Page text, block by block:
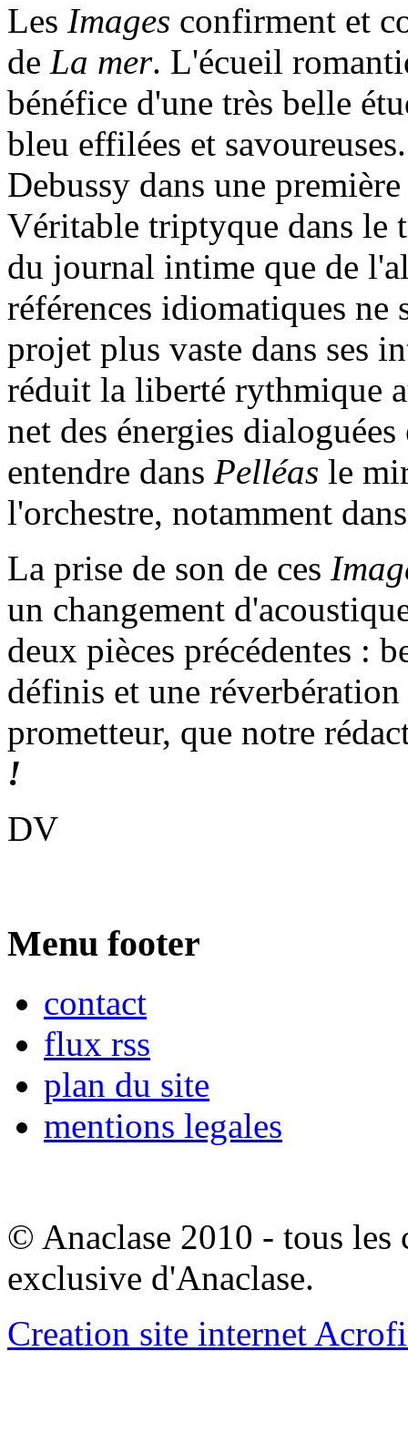
Les Images confirment et
de La mer. L'écueil
bénéfice d'une très belle
bleu effilées et
Debussy dans une
Véritable triptyque dans le
du journal intime que de
références idiomatiques
projet plus vaste dans ses
réduit la liberté rythmique
net des énergies
entendre dans Pelléas le
l'orchestre, notamment
La prise de son de ces
un changement
deux pièces précédentes :
définis et une
prometteur, que notre
!
DV
Menu footer
contact
flux rss
plan du site
mentions legales
© Anaclase 2010 - tous les
exclusive d'Anaclase.
Creation site internet